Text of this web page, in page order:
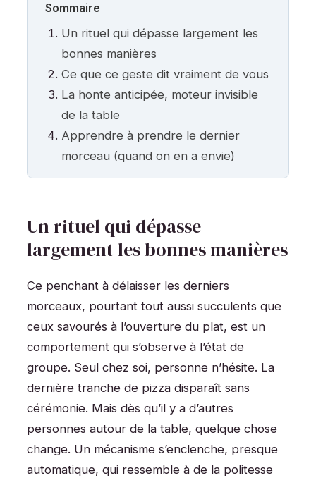
Sommaire
Un rituel qui dépasse largement les
bonnes manières
Ce que ce geste dit vraiment de vous
La honte anticipée, moteur invisible
de la table
Apprendre à prendre le dernier
morceau (quand on en a envie)
Un rituel qui dépasse
largement les bonnes manières
Ce penchant à délaisser les derniers
morceaux, pourtant tout aussi succulents que
ceux savourés à l’ouverture du plat, est un
comportement qui s’observe à l’état de
groupe. Seul chez soi, personne n’hésite. La
dernière tranche de pizza disparaît sans
cérémonie. Mais dès qu’il y a d’autres
personnes autour de la table, quelque chose
change. Un mécanisme s’enclenche, presque
automatique, qui ressemble à de la politesse